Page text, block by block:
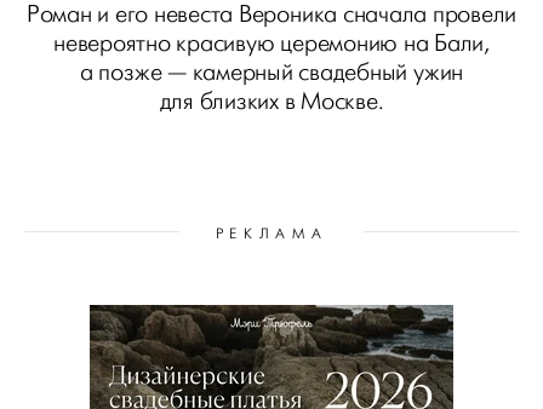
Роман и его невеста Вероника сначала провели
невероятно красивую церемонию на Бали,
а позже — камерный свадебный ужин
для близких в Москве.
РЕКЛАМА